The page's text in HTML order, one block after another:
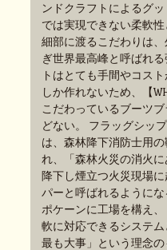
ンドクラフトによるグ
では実現できない柔軟
細部に渡るこだわりは
ぎ世界最高峰と呼ばれ
トはとても手間やコス
しか作れないため、【
こだわっているブーツ
どない。 フラッグシップ
は、森林降下消防士用
れ、「森林火災の消火
降下し煙立つ火災現場
パーと呼ばれるように
ポケーンに工場を構え
軟に対応できるシステ
最も大事」という理念